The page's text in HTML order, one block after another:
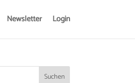
Newsletter Login